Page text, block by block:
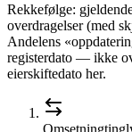
Rekkefølge:
overdragelser (med
Andelens
registerdato — ikke
eierskiftedato her.
Omsetning